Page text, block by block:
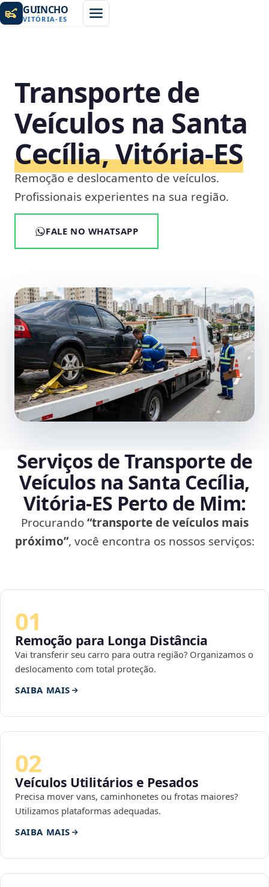
GUINCHO
VITÓRIA- ES
Transporte de
Veículos na Santa
Cecília, Vitória‑ES
Remoção e deslocamento de veículos.
Profissionais experientes na sua região.
FALE NO WHATSAPP
Serviços de Transporte de
Veículos na Santa Cecília,
Vitória‑ES Perto de Mim:
Procurando“transporte de veículos mais
próximo”, você encontra os nossos serviços:
01
Remoção para Longa Distância
Vai transferir seu carro para outra região? Organizamos o
deslocamento com total proteção.
SAIBA MAIS
02
Veículos Utilitários e Pesados
Precisa mover vans, caminhonetes ou frotas maiores?
Utilizamos plataformas adequadas.
SAIBA MAIS